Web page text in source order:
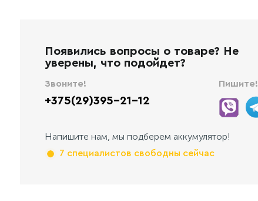
Появились вопросы о товаре? Не
уверены, что подойдет?
Звоните!
+375(29)395-21-12
Пишите!
Напишите нам, мы подберем аккумулятор!
7 специалистов свободны сейчас